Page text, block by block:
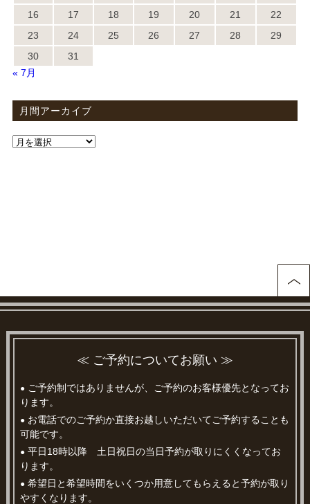
16
17 18 19 20 21
22
23
24 25 26 27 28
29
30
31
« 7月
月間アーカイブ
≪ ご予約についてお願い ≫
● ご予約制ではありませんが、ご予約のお客様優先となってお
ります。
● お電話でのご予約か直接お越しいただいてご予約することも
可能です。
● 平日18時以降 土日祝日の当日予約が取りにくくなってお
ります。
● 希望日と希望時間をいくつか用意してもらえると予約が取り
やすくなります。